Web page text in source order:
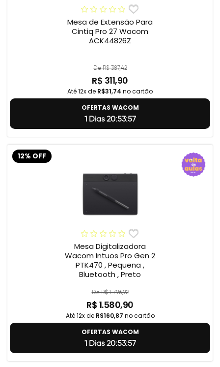
Mesa de Extensão Para
Cintiq Pro 27 Wacom
ACK44826Z
De R$ 387,42
R$ 311,90
Até 12x de R$31,74 no cartão
OFERTAS WACOM
1 Dias 20:53:56
12% OFF
Mesa Digitalizadora
Wacom Intuos Pro Gen 2
PTK470 , Pequena ,
Bluetooth , Preto
De R$ 1.796,92
R$ 1.580,90
Até 12x de R$160,87 no cartão
OFERTAS WACOM
1 Dias 20:53:56